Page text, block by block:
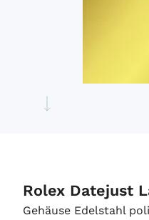
Rolex Datejust
Gehäuse Edelstahl